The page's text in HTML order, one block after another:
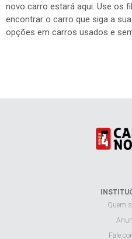
novo carro estará aqui. Use os
encontrar o carro que siga a
opções em carros usados e
Quem
Fale